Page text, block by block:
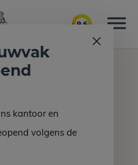
9.6
bestellen
kantoor en
volgens de